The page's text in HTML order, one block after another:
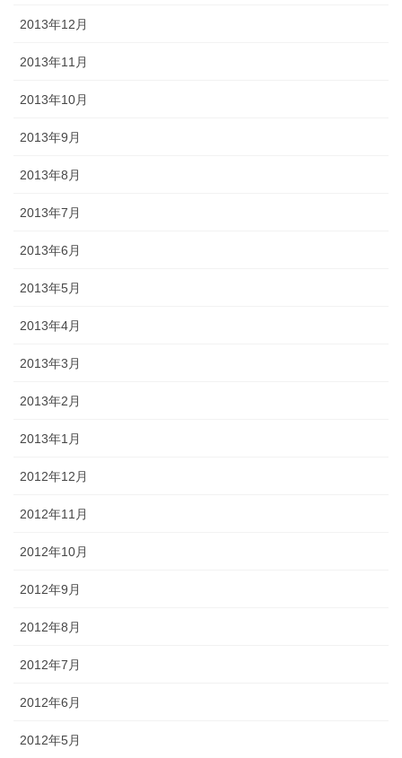
2013年12月
2013年11月
2013年10月
2013年9月
2013年8月
2013年7月
2013年6月
2013年5月
2013年4月
2013年3月
2013年2月
2013年1月
2012年12月
2012年11月
2012年10月
2012年9月
2012年8月
2012年7月
2012年6月
2012年5月